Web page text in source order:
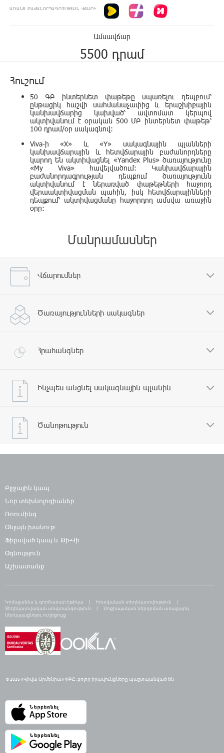
ԱՌԱՆՑ ԲԱԺԱՆՈՐԴԱԳՐՈՒԹՅԱՆ ՎՃԱՐԻ
Ամսավճար
5500 դրամ
Հուշում
50 ԳԲ ինտերնետ փաթեթը սպառելու դեպքում՝
ընթացիկ հաշվի սահմանաչափից և երաշխիքային
կանխավճարից կախված՝ ավտոմատ կերպով
ակտիվանում է օրական 500 ՄԲ ինտերնետ փաթեթ՝
100 դրամ/օր սակագնով:
Viva-ի «X» և «Y» սակագնային պլանների
կանխավճարային և հետվճարային բաժանորդները
կարող են ակտիվացնել «Yandex Plus» ծառայությունը
«My Viva» հավելվածում: Կանխավճարային
բաժանորդագրության դեպքում ծառայությունն
ակտիվանում է ներառված փաթեթների հաջորդ
վերաակտիվացման պահին, իսկ հետվճարայինների
դեպքում՝ ակտիվացմանը հաջորդող ամսվա առաջին
օրը:
Մանրամասներ
Վճարումներ
Ծառայությունների սակագներ
Հրահանգներ
Ինչպես անցնել սակագնային պլանին
Ծանոթություն
Բջջային կապ
Նոր տեխնոլոգիաներ
Ռոումինգ
Օնլայն խանութ
Ֆիքսված կապ և Թի-Վի
Օգնություն
Աշխատանք
Կոմպլաենս և գործարար էթիկա
Իրավական տեղեկատվություն
Տեղեկատվական անվտանգություն
Սոցիալական ներդրման առաջարկ
ներկայացնելու ուղեցույց
© 2026 «Վիվա Արմենիա» ՓԲԸ, բոլոր իրավունքները պաշտպանված են